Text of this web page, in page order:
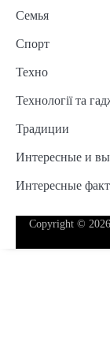
Семья
Спорт
Техно
Технології та
Традиции
Интересные и
Интересные
Copyright © 2026